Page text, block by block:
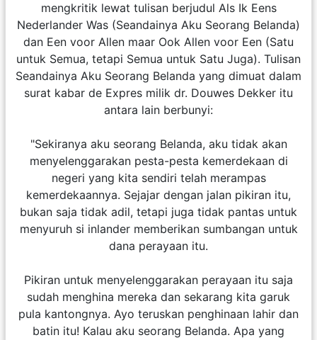
mengkritik lewat tulisan berjudul Als Ik Eens
Nederlander Was (Seandainya Aku Seorang Belanda)
dan Een voor Allen maar Ook Allen voor Een (Satu
untuk Semua, tetapi Semua untuk Satu Juga). Tulisan
Seandainya Aku Seorang Belanda yang dimuat dalam
surat kabar de Expres milik dr. Douwes Dekker itu
antara lain berbunyi:
"Sekiranya aku seorang Belanda, aku tidak akan
menyelenggarakan pesta-pesta kemerdekaan di
negeri yang kita sendiri telah merampas
kemerdekaannya. Sejajar dengan jalan pikiran itu,
bukan saja tidak adil, tetapi juga tidak pantas untuk
menyuruh si inlander memberikan sumbangan untuk
dana perayaan itu.
Pikiran untuk menyelenggarakan perayaan itu saja
sudah menghina mereka dan sekarang kita garuk
pula kantongnya. Ayo teruskan penghinaan lahir dan
batin itu! Kalau aku seorang Belanda. Apa yang